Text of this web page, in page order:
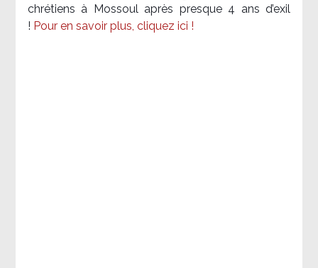
chrétiens à Mossoul après presque 4 ans d’exil
! Pour en savoir plus, cliquez ici !